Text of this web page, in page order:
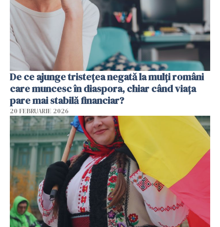
De ce ajunge tristețea negată la mulți români
care muncesc în diaspora, chiar când viața
pare mai stabilă financiar?
20 FEBRUARIE 2026